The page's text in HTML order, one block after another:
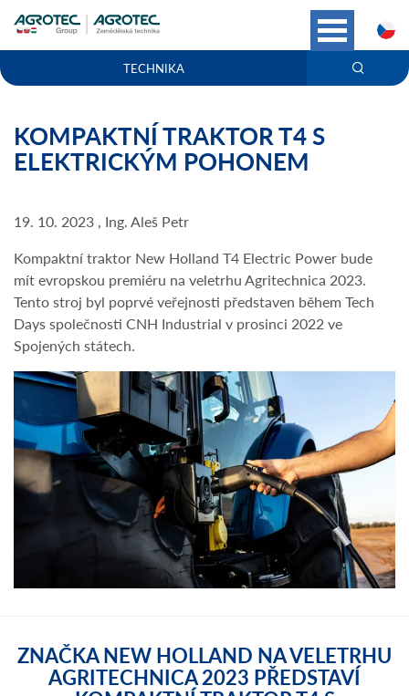
TECHNIKA
KOMPAKTNÍ TRAKTOR T4 S
ELEKTRICKÝM POHONEM
19. 10. 2023 , Ing. Aleš Petr
Kompaktní traktor New Holland T4 Electric Power bude
mít evropskou premiéru na veletrhu Agritechnica 2023.
Tento stroj byl poprvé veřejnosti představen během Tech
Days společnosti CNH Industrial v prosinci 2022 ve
Spojených státech.
ZNAČKA NEW HOLLAND NA VELETRHU
AGRITECHNICA 2023 PŘEDSTAVÍ